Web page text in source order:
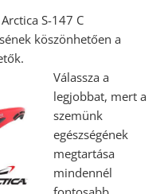
S-147 C
köszönhetően a
Válassza a
legjobbat, mert a
szemünk
egészségének
megtartása
mindennél